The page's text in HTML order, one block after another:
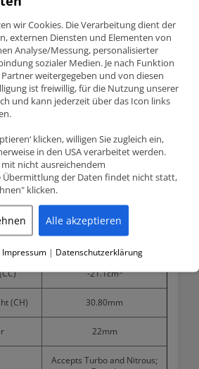
JE Pistons kit CR 8.5 83mm
kit (6 pcs.) 83.00mm CR 8.5:1
– 2.7 V6 Biturbo (AGB, ASJ, AZB, AZR,
detailed specification
83.00mm
92.80mm
ratio
8.5:1
-21.1cm3
(CH) 30.80mm
22mm
Accepts Turbo and Nitrous;
wir Cookies. Die Verarbeitung dient der
externen Diensten und Elementen von
Analyse/Messung, personalisierter
sozialer Medien. Je nach Funktion
weitergegeben und von diesen
ist freiwillig, für die Nutzung unserer
und kann jederzeit über das Icon links
klicken, willigen Sie zugleich ein,
in den USA verarbeitet werden.
mit nicht ausreichendem
Übermittlung der Daten findet nicht statt,
klicken.
Alle akzeptieren
Impressum | Datenschutzerklärung